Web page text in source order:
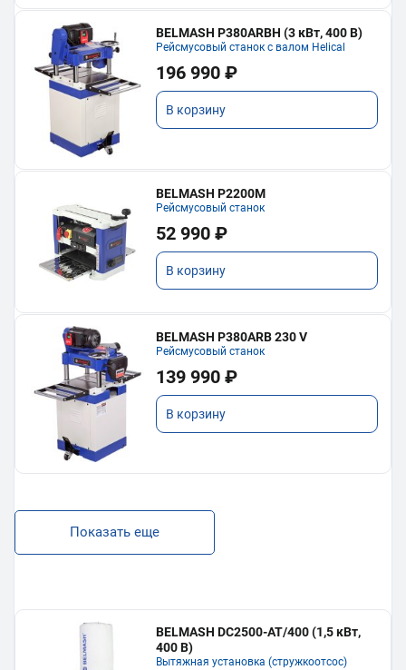
BELMASH P380ARBH (3 кВт, 400 В)
Рейсмусовый станок с валом Helical
196 990 ₽
В корзину
BELMASH P2200M
Рейсмусовый станок
52 990 ₽
В корзину
BELMASH P380ARB 230 V
Рейсмусовый станок
139 990 ₽
В корзину
Показать еще
BELMASH DC2500-AT/400 (1,5 кВт,
400 В)
Вытяжная установка (стружкоотсос)